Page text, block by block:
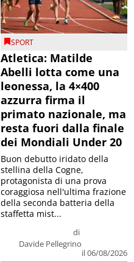
SPORT
Atletica: Matilde
Abelli lotta come una
leonessa, la 4×400
azzurra firma il
primato nazionale, ma
resta fuori dalla finale
dei Mondiali Under 20
di
Davide Pellegrino
il 06/08/2026
Buon debutto iridato della
stellina della Cogne,
protagonista di una prova
coraggiosa nell'ultima frazione
della seconda batteria della
staffetta mist...